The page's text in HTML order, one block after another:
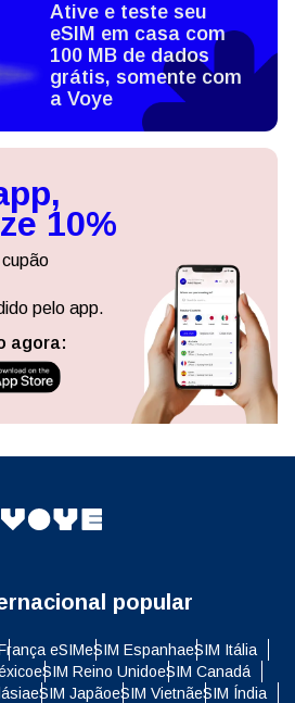
Ative e teste seu
eSIM em casa com
100 MB de dados
grátis, somente com
a Voye
10%
pelo app.
agora:
popular
eSIMeSIM EspanhaeSIM Itália
eSIM Reino UnidoeSIM Canadá
eSIM JapãoeSIM VietnãeSIM Índia